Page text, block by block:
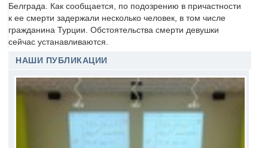
Белграда. Как сообщается, по подозрению в причастности
к ее смерти задержали несколько человек, в том числе
гражданина Турции. Обстоятельства смерти девушки
сейчас устанавливаются.
НАШИ ПУБЛИКАЦИИ